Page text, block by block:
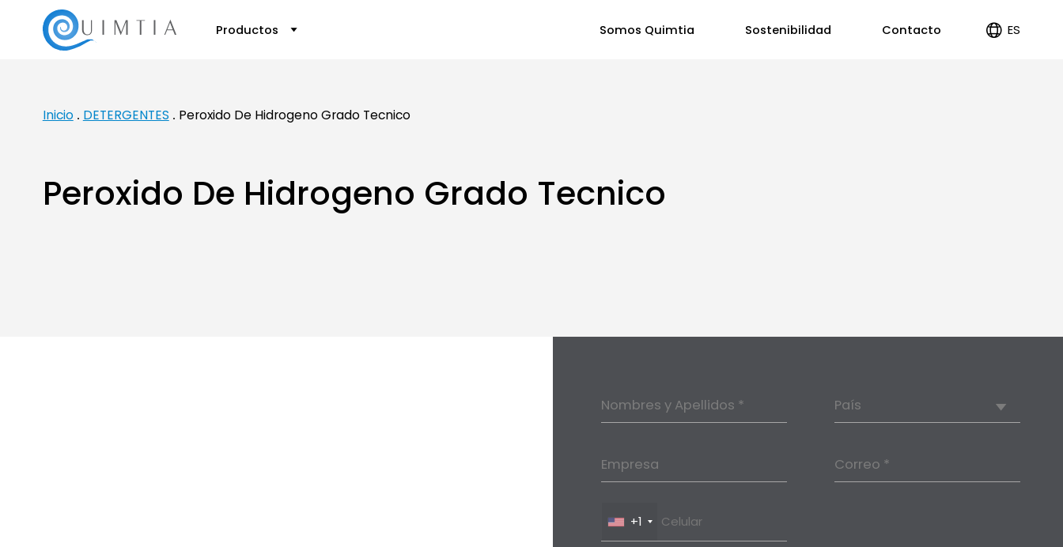
Productos Somos Quimtia Sostenibilidad Contacto ES
Inicio
DETERGENTES Peroxido De Hidrogeno Grado Tecnico
Peroxido De Hidrogeno Grado Tecnico
Nombres y Apellidos * País
Empresa Correo *
+1